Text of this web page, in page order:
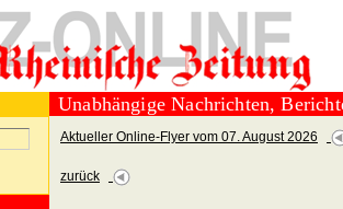
Unabhängige Nachrichten,
Aktueller Online-Flyer vom 07. August 2026
zurück